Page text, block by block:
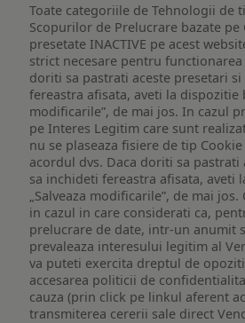
Toate categoriile de Tehnologii de
Scopurilor de Prelucrare bazate
presetate INACTIVE pe acest
strict necesare pentru
doriti sa pastrati aceste presetari
fereastra afisata, aveti la dispozitie
modificarile”, de mai jos. In cazul
pe Interes Legitim care sunt
nu se plaseaza fisiere de tip
acordul dvs. Daca doriti sa pastrati
sa inchideti fereastra afisata, aveti
„Salveaza modificarile”, de mai
in cazul in care considerati ca,
prelucrare de date, intr-un anumit
prevaleaza interesului legitim al
va puteti exercita dreptul de
accesarea politicii de
cauza (prin click pe linkul aferent
transmiterea cererii sale direct